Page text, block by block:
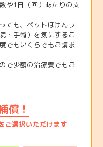
や1日（回）あたりの支
ても、ペットほけんフ
・手術）を気にするこ
でもいくらでもご請求
で少額の治療費でもご
償！
ご選択いただけます